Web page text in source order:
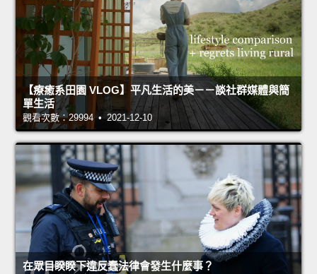
【療癒系田園 VLOG】平凡生活的美－－談社群媒體與簡
單生活
觀看次數：29994 • 2021-12-10
在眾目睽睽下違反蠢法律會發生什麼事？